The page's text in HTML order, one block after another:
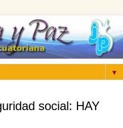
▼
social: HAY